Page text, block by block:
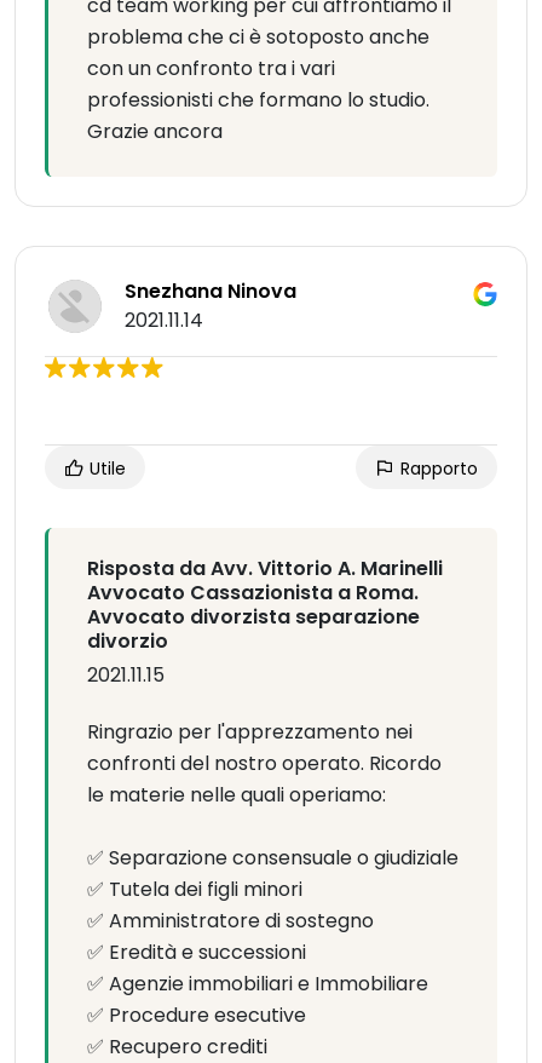
cd team working per cui affrontiamo il
problema che ci è sotoposto anche
con un confronto tra i vari
professionisti che formano lo studio.
Grazie ancora
Snezhana Ninova
2021.11.14
Utile Rapporto
Risposta da Avv. Vittorio A. Marinelli
Avvocato Cassazionista a Roma.
Avvocato divorzista separazione
divorzio
2021.11.15
Ringrazio per l'apprezzamento nei
confronti del nostro operato. Ricordo
le materie nelle quali operiamo:
✅ Separazione consensuale o giudiziale
✅ Tutela dei figli minori
✅ Amministratore di sostegno
✅ Eredità e successioni
✅ Agenzie immobiliari e Immobiliare
✅ Procedure esecutive
✅ Recupero crediti